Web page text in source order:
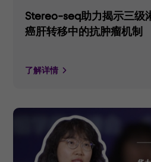
Stereo-seq助力揭示三级
癌肝转移中的抗肿瘤机制
了解详情